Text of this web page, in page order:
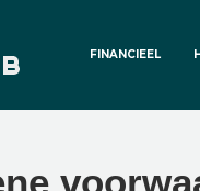
FINANCIEEL